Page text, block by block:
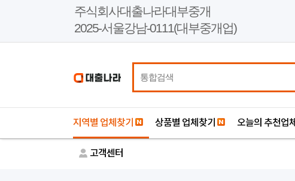
주식회사대출나라대부중개
2025-서울강남-0111(대부중개업)
지역별 업체찾기 상품별 업체찾기 오늘의 추천업체
고객센터